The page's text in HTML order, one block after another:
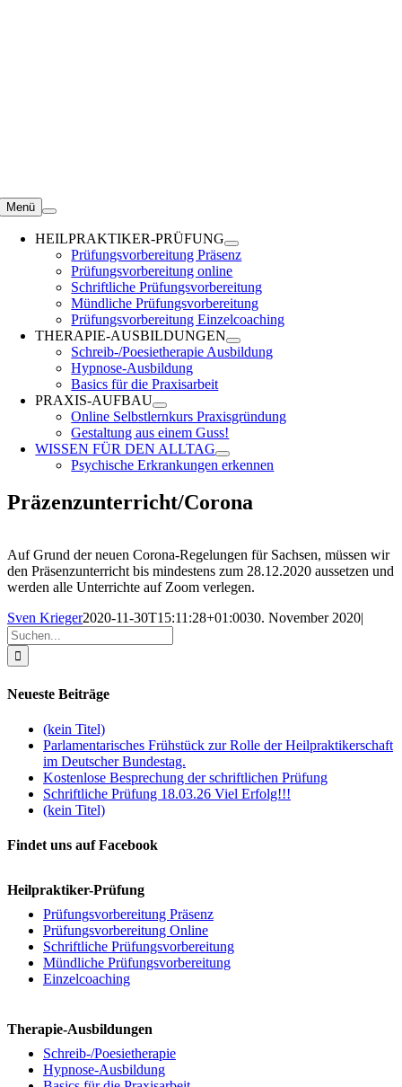
Menü
HEILPRAKTIKER-PRÜFUNG
Prüfungsvorbereitung Präsenz
Prüfungsvorbereitung online
Schriftliche Prüfungsvorbereitung
Mündliche Prüfungsvorbereitung
Prüfungsvorbereitung Einzelcoaching
THERAPIE-AUSBILDUNGEN
Schreib-/Poesietherapie Ausbildung
Hypnose-Ausbildung
Basics für die Praxisarbeit
PRAXIS-AUFBAU
Online Selbstlernkurs Praxisgründung
Gestaltung aus einem Guss!
WISSEN FÜR DEN ALLTAG
Psychische Erkrankungen erkennen
Präzenzunterricht/Corona
Auf Grund der neuen Corona-Regelungen für Sachsen, müssen wir
den Präsenzunterricht bis mindestens zum 28.12.2020 aussetzen und
werden alle Unterrichte auf Zoom verlegen.
Sven Krieger2020-11-30T15:11:28+01:0030. November 2020|
Suche
nach:
Neueste Beiträge
(kein Titel)
Parlamentarisches Frühstück zur Rolle der Heilpraktikerschaft
im Deutscher Bundestag.
Kostenlose Besprechung der schriftlichen Prüfung
Schriftliche Prüfung 18.03.26 Viel Erfolg!!!
(kein Titel)
Findet uns auf Facebook
Heilpraktiker-Prüfung
Prüfungsvorbereitung Präsenz
Prüfungsvorbereitung Online
Schriftliche Prüfungsvorbereitung
Mündliche Prüfungsvorbereitung
Einzelcoaching
Therapie-Ausbildungen
Schreib-/Poesietherapie
Hypnose-Ausbildung